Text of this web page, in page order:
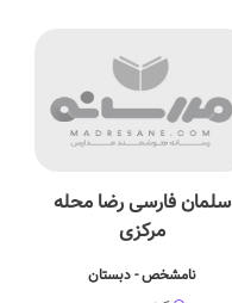
سلمان فارسی رضا محله
مرکزی
نامشخص - دبستان